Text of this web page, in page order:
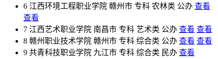
6 江西环境工程职业学院 赣州市 专科 农林类 公办 查看
查看
7 江西艺术职业学院 南昌市 专科 艺术类 公办 查看 查看
8 赣州职业技术学院 赣州市 专科 综合类 公办 查看 查看
9 共青科技职业学院 九江市 专科 综合类 民办 查看